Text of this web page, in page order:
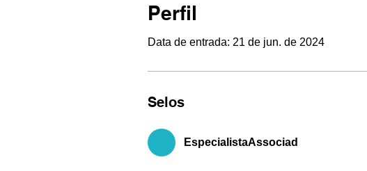
Perfil
Data de entrada: 21 de jun. de 2024
Selos
EspecialistaAssociad